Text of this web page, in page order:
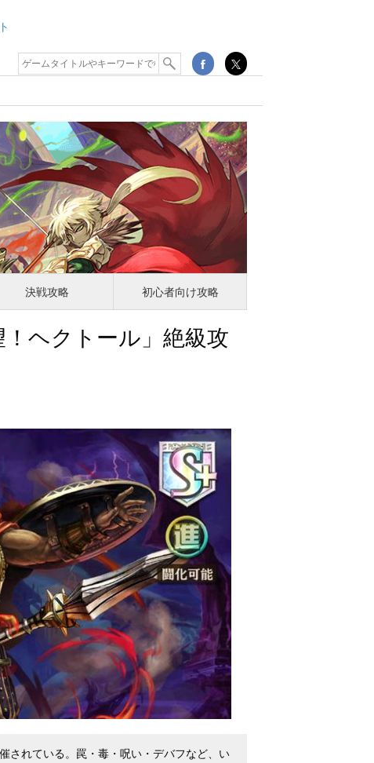
決戦攻略 初心者向け攻略
ヘクトール」絶級攻
されている。罠・毒・呪い・デバフなど、い